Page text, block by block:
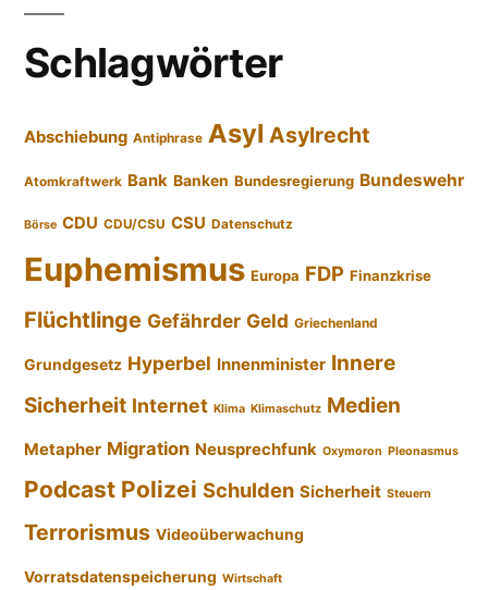
Schlagwörter
Abschiebung Antiphrase Asyl Asylrecht
Atomkraftwerk Bank Banken Bundesregierung Bundeswehr
Börse CDU CDU/CSU CSU Datenschutz
Euphemismus Europa FDP Finanzkrise
Flüchtlinge Gefährder Geld Griechenland
Grundgesetz Hyperbel Innenminister Innere
Sicherheit Internet Klima Klimaschutz Medien
Metapher Migration Neusprechfunk Oxymoron Pleonasmus
Podcast Polizei Schulden Sicherheit Steuern
Terrorismus Videoüberwachung
Vorratsdatenspeicherung Wirtschaft